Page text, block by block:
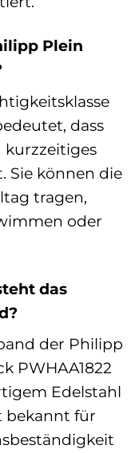
Plein
dass
kurzzeitiges
Sie können die
tragen,
oder
das
der Philipp
PWHAA1822
Edelstahl
bekannt für